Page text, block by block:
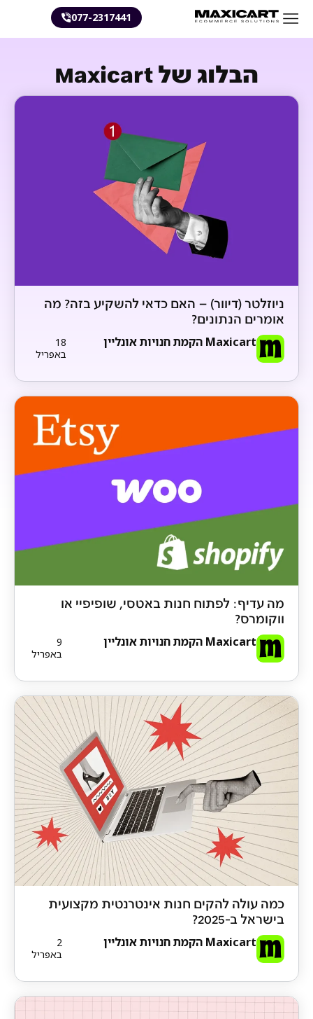
077-2317441
הבלוג של Maxicart
ניוזלטר (דיוור) – האם כדאי להשקיע בזה? מה
אומרים הנתונים?
Maxicart הקמת חנויות אונליין
18
באפריל
מה עדיף: לפתוח חנות באטסי, שופיפיי או
ווקומרס?
Maxicart הקמת חנויות אונליין
9
באפריל
כמה עולה להקים חנות אינטרנטית מקצועית
בישראל ב-2025?
Maxicart הקמת חנויות אונליין
2
באפריל